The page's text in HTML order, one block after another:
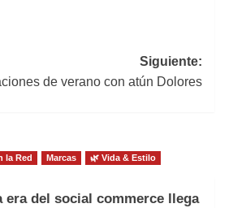
Siguiente:
de verano con atún Dolores
la Red Marcas 🌿 Vida & Estilo
era del social commerce llega